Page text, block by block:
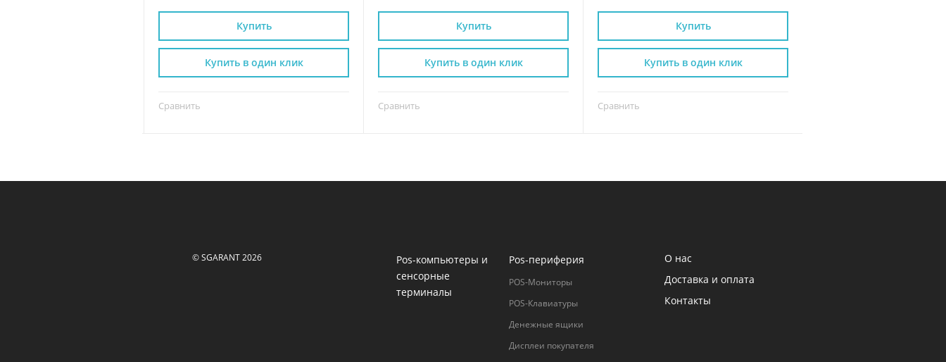
Купить
Сравнить
Купить в один клик
Купить
Сравнить
Купить в один клик
Купить
Сравнить
Купить в один клик
© SGARANT 2026
Pos-компьютеры и
сенсорные
терминалы
Pos-периферия
POS-Мониторы
POS-Клавиатуры
Денежные ящики
Дисплеи покупателя
О нас
Доставка и оплата
Контакты